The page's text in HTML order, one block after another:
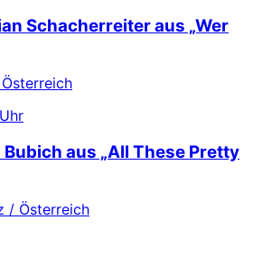
Schacherreiter aus „Wer
aus „All These Pretty
/ Österreich